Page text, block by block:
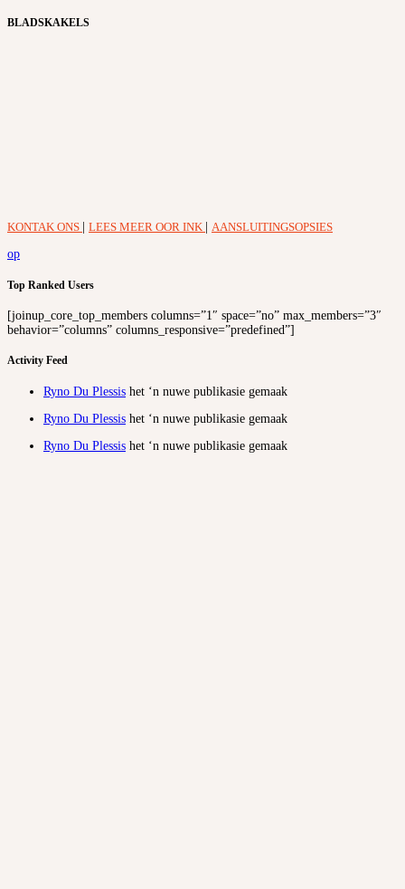
BLADSKAKELS
KONTAK ONS LEES MEER OOR INK
AANSLUITINGSOPSIES
op
Top Ranked Users
[joinup_core_top_members columns=”1″ space=”no” max_members=”3″
behavior=”columns” columns_responsive=”predefined”]
Activity Feed
Ryno Du Plessis het ‘n nuwe publikasie gemaak
Ryno Du Plessis het ‘n nuwe publikasie gemaak
Ryno Du Plessis het ‘n nuwe publikasie gemaak